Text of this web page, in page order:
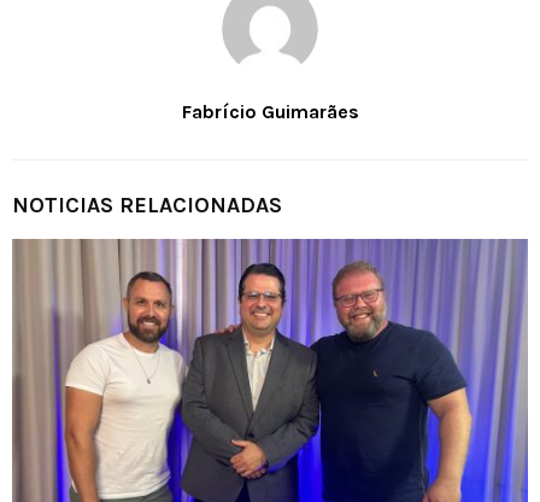
Fabrício Guimarães
NOTICIAS RELACIONADAS